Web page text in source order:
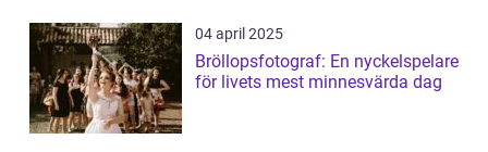
04 april 2025
Bröllopsfotograf: En nyckelspelare
för livets mest minnesvärda dag